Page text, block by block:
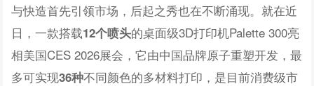
与快造首先引领市场，后起之秀也在不断涌现。就在近
日，一款搭载12个喷头的桌面级3D打印机Palette 300亮
相美国CES 2026展会，它由中国品牌原子重塑开发，最
多可实现36种不同颜色的多材料打印，是目前消费级市